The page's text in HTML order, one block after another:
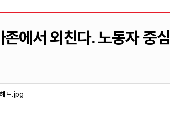
에서 외친다. 노동자 중
드.jpg